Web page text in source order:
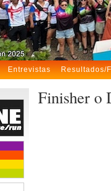
Entrevistas Resultados/
Finisher o